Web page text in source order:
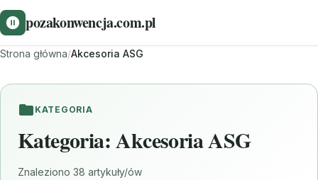
pozakonwencja.com.pl
Strona główna/Akcesoria ASG
KATEGORIA
Kategoria:Akcesoria ASG
Znaleziono 38 artykuły/ów